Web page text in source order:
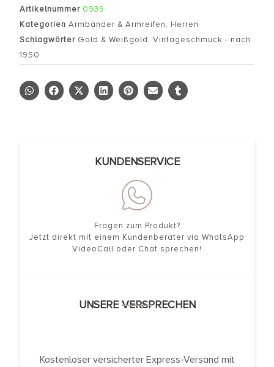
Artikelnummer 0939
Kategorien Armbänder & Armreifen, Herren
Schlagwörter Gold & Weißgold, Vintageschmuck - nach
1950
KUNDENSERVICE
Fragen zum Produkt?
Jetzt direkt mit einem Kundenberater via WhatsApp
VideoCall oder Chat sprechen!
UNSERE VERSPRECHEN
Kostenloser versicherter Express-Versand mit